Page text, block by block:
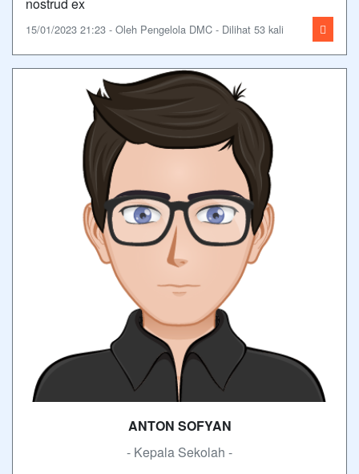
15/01/2023 21:23 - Oleh Pengelola DMC - Dilihat 53 kali
ANTON SOFYAN
- Kepala Sekolah -